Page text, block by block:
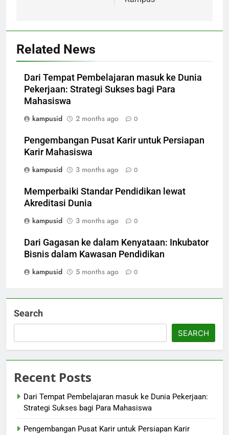
Related News
Dari Tempat Pembelajaran masuk ke Dunia
Pekerjaan: Strategi Sukses bagi Para
Mahasiswa
kampusid
2 months ago 0
Pengembangan Pusat Karir untuk Persiapan
Karir Mahasiswa
kampusid
3 months ago 0
Memperbaiki Standar Pendidikan lewat
Akreditasi Dunia
kampusid
3 months ago 0
Dari Gagasan ke dalam Kenyataan: Inkubator
Bisnis dalam Kawasan Pendidikan
kampusid
5 months ago 0
Search
SEARCH
Recent Posts
Dari Tempat Pembelajaran masuk ke Dunia Pekerjaan:
Strategi Sukses bagi Para Mahasiswa
Pengembangan Pusat Karir untuk Persiapan Karir